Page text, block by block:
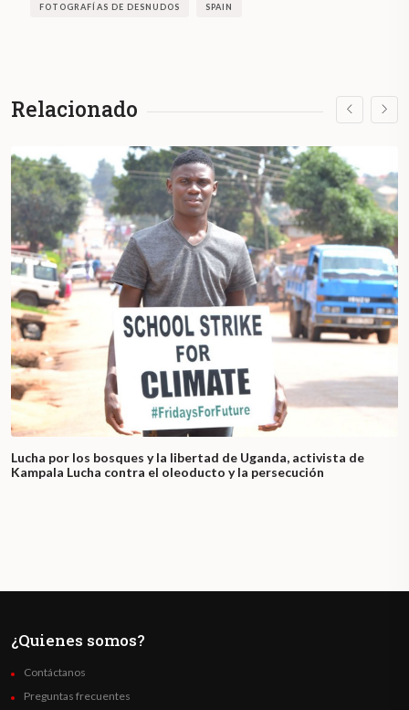
FOTOGRAFÍAS DE DESNUDOS SPAIN
Relacionado
Lucha por los bosques y la libertad de Uganda, activista de
Kampala Lucha contra el oleoducto y la persecución
¿Quienes somos?
Contáctanos
Preguntas frecuentes